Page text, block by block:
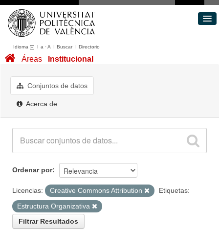
Idioma I a ·A I BuscarI Directorio
Conjuntos de datos
Acerca de
Áreas Institucional
Conjuntos de datos
Acerca de
Ordenar por
Licencias: Creative Commons Attribution
Etiquetas:
Estructura Organizativa
Filtrar Resultados